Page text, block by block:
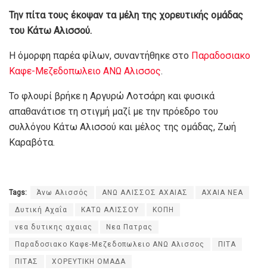
Την πίτα τους έκοψαν τα μέλη της χορευτικής ομάδας
του Κάτω Αλισσού.
Η όμορφη παρέα φίλων, συναντήθηκε στο Παραδοσιακο
Καφε-Μεζεδοπωλειο ΑΝΩ Αλισσος.
Το φλουρί βρήκε η Αργυρώ Λοτσάρη και φυσικά
απαθανάτισε τη στιγμή μαζί με την πρόεδρο του
συλλόγου Κάτω Αλισσού και μέλος της ομάδας, Ζωή
Καραβότα.
Tags: Άνω Αλισσός ΑΝΩ ΑΛΙΣΣΟΣ ΑΧΑΙΑΣ ΑΧΑΙΑ ΝΕΑ
Δυτική Αχαΐα ΚΑΤΩ ΑΛΙΣΣΟΥ ΚΟΠΗ
νεα δυτικης αχαιας Νεα Πατρας
Παραδοσιακο Καφε-Μεζεδοπωλειο ΑΝΩ Αλισσος ΠΙΤΑ
ΠΙΤΑΣ ΧΟΡΕΥΤΙΚΗ ΟΜΑΔΑ